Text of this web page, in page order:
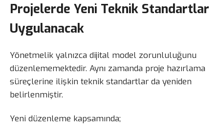
Projelerde Yeni Teknik Standartlar
Uygulanacak
Yönetmelik yalnızca dijital model zorunluluğunu
düzenlememektedir. Aynı zamanda proje hazırlama
süreçlerine ilişkin teknik standartlar da yeniden
belirlenmiştir.
Yeni düzenleme kapsamında;